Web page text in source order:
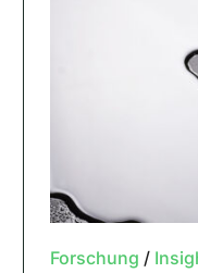
Forschung /